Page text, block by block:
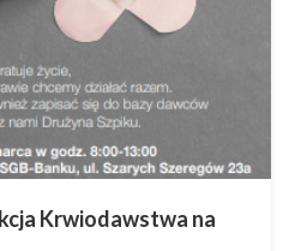
Krwiodawstwa na